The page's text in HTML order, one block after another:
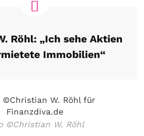
Röhl: „Ich sehe Aktien
Immobilien“
©Christian W. Röhl